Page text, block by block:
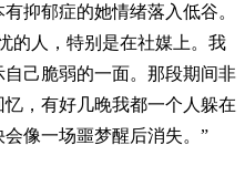
抑郁症的她情绪落入低谷。
的人，特别是在社媒上。我
己脆弱的一面。那段期间非
，有好几晚我都一个人躲在
像一场噩梦醒后消失。”